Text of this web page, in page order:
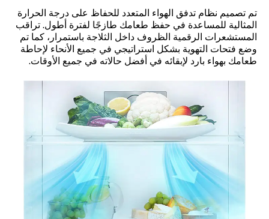
تم تصميم نظام تدفق الهواء المتعدد للحفاظ على درجة الحرارة
المثالية للمساعدة في حفظ طعامك طازجًا لفترة أطول. تراقب
المستشعرات الرقمية الظروف داخل الثلاجة باستمرار، كما تم
وضع فتحات التهوية بشكل استراتيجي في جميع الأنحاء لإحاطة
طعامك بهواء بارد لإبقائه في أفضل حالاته في جميع الأوقات.